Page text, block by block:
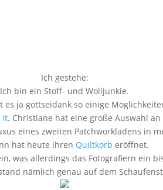
Ich gestehe:
Ich bin ein Stoff- und Wolljunkie.
ja gottseidank so einige
it. Christiane hat eine große Auswahl
eines zweiten Patchworkladens in
hat heute ihren Quiltkorb eröffnet.
was allerdings das Fotografiern ein
nämlich genau auf dem